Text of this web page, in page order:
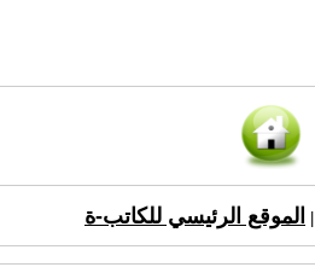
الموقع الرئيسي للكاتب-ة